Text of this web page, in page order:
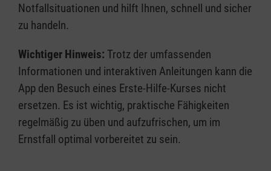
Notfallsituationen und hilft Ihnen, schnell und sicher
zu handeln.
Wichtiger Hinweis: Trotz der umfassenden
Informationen und interaktiven Anleitungen kann die
App den Besuch eines Erste-Hilfe-Kurses nicht
ersetzen. Es ist wichtig, praktische Fähigkeiten
regelmäßig zu üben und aufzufrischen, um im
Ernstfall optimal vorbereitet zu sein.